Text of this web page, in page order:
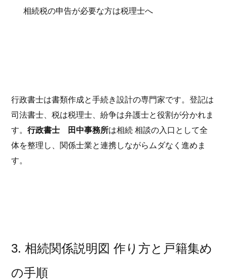
相続税の申告が必要な方は税理士へ
行政書士は書類作成と手続き設計の専門家です。登記は
司法書士、税は税理士、紛争は弁護士と役割が分かれま
す。行政書士 田中事務所は相続 相談の入口として全
体を整理し、関係士業と連携しながらムダなく進めま
す。
3. 相続関係説明図 作り方と戸籍集め
の手順